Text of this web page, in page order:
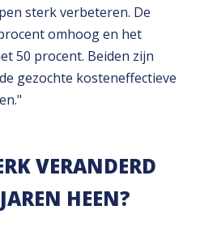
sterk verbeteren. De
omhoog en het
50 procent. Beiden zijn
gezochte kosteneffectieve
VERANDERD
HEEN?